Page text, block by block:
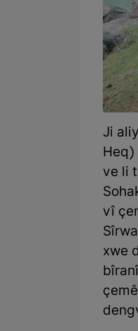
Ji
Heq)
ve li
vî
xwe